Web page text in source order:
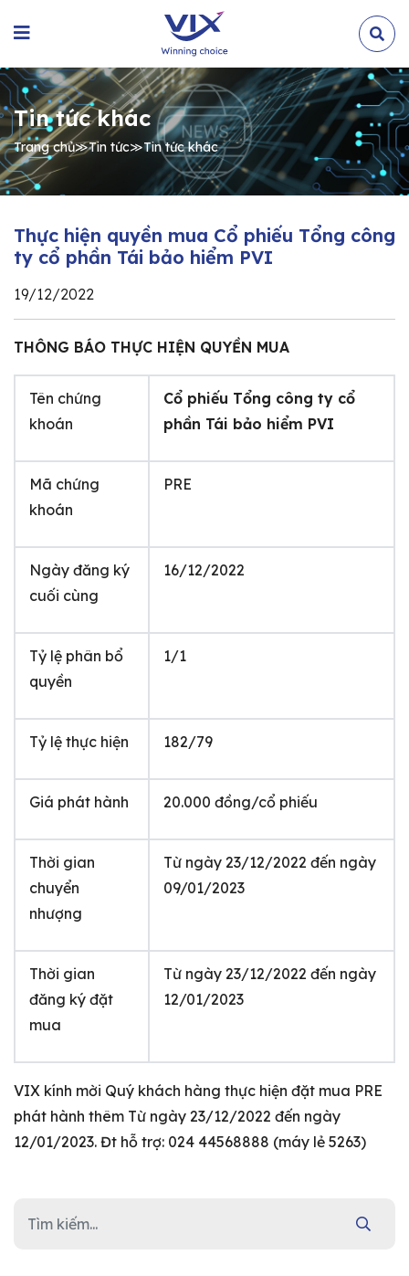
Tin tức khác
Trang chủ≫Tin tức≫Tin tức khác
Thực hiện quyền mua Cổ phiếu Tổng công
ty cổ phần Tái bảo hiểm PVI
19/12/2022
THÔNG BÁO THỰC HIỆN QUYỀN MUA
Tên chứng
khoán
Cổ phiếu Tổng công ty cổ
phần Tái bảo hiểm PVI
Mã chứng
khoán
PRE
Ngày đăng ký
cuối cùng
16/12/2022
Tỷ lệ phân bổ
quyền
1/1
Tỷ lệ thực hiện 182/79
Giá phát hành 20.000 đồng/cổ phiếu
Thời gian
chuyển
nhượng
Từ ngày 23/12/2022 đến ngày
09/01/2023
Thời gian
đăng ký đặt
mua
Từ ngày 23/12/2022 đến ngày
12/01/2023
VIX kính mời Quý khách hàng thực hiện đặt mua PRE
phát hành thêm Từ ngày 23/12/2022 đến ngày
12/01/2023. Đt hỗ trợ: 024 44568888 (máy lẻ 5263)